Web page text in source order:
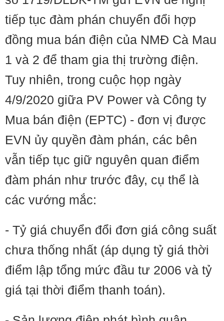
tiếp tục đàm phán chuyển đổi hợp
đồng mua bán điện của NMĐ Cà Mau
1 và 2 để tham gia thị trường điện. ​​
Tuy nhiên, trong cuộc họp ngày
4/9/2020 giữa PV Power và Công ty
Mua bán điện (EPTC) - đơn vị được
EVN ủy quyền đàm phán, các bên
vẫn tiếp tục giữ nguyên quan điểm
đàm phán như trước đây, cụ thể là
các vướng mắc:
- Tỷ giá chuyển đổi đơn giá công suất
chưa thống nhất (áp dụng tỷ giá thời
điểm lập tổng mức đầu tư 2006 và tỷ
giá tại thời điểm thanh toán).